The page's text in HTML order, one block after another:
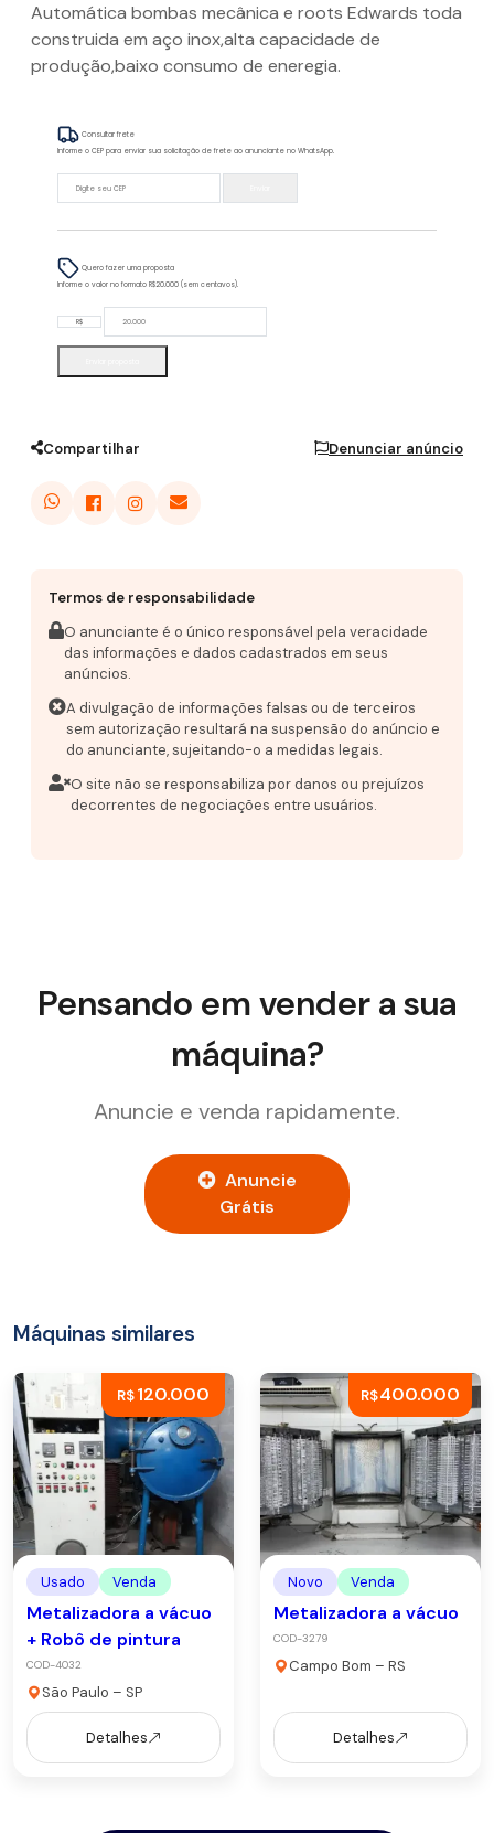
Automática bombas mecânica e roots Edwards toda
construida em aço inox,alta capacidade de
produção,baixo consumo de eneregia.
Consultar frete
Informe o CEP para enviar sua solicitação de frete ao anunciante no WhatsApp.
Quero fazer uma proposta
Informe o valor no formato R$20.000 (sem centavos).
R$
Compartilhar Denunciar anúncio
Termos de responsabilidade
O anunciante é o único responsável pela veracidade
das informações e dados cadastrados em seus
anúncios.
A divulgação de informações falsas ou de terceiros
sem autorização resultará na suspensão do anúncio e
do anunciante, sujeitando-o a medidas legais.
O site não se responsabiliza por danos ou prejuízos
decorrentes de negociações entre usuários.
Pensando em vender a sua
máquina?
Anuncie e venda rapidamente.
Anuncie
Grátis
Máquinas similares
R$120.000
Usado Venda
Metalizadora a vácuo
+ Robô de pintura
COD-4032
São Paulo – SP
Detalhes
R$400.000
Novo Venda
Metalizadora a vácuo
COD-3279
Campo Bom – RS
Detalhes